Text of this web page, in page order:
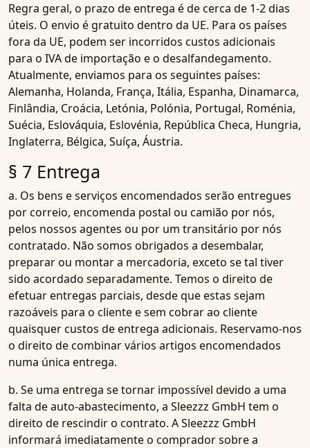
Regra geral, o prazo de entrega é de cerca de 1-2 dias
úteis. O envio é gratuito dentro da UE. Para os países
fora da UE, podem ser incorridos custos adicionais
para o IVA de importação e o desalfandegamento.
Atualmente, enviamos para os seguintes países:
Alemanha, Holanda, França, Itália, Espanha, Dinamarca,
Finlândia, Croácia, Letónia, Polónia, Portugal, Roménia,
Suécia, Eslováquia, Eslovénia, República Checa, Hungria,
Inglaterra, Bélgica, Suíça, Áustria.
§ 7 Entrega
a. Os bens e serviços encomendados serão entregues
por correio, encomenda postal ou camião por nós,
pelos nossos agentes ou por um transitário por nós
contratado. Não somos obrigados a desembalar,
preparar ou montar a mercadoria, exceto se tal tiver
sido acordado separadamente. Temos o direito de
efetuar entregas parciais, desde que estas sejam
razoáveis para o cliente e sem cobrar ao cliente
quaisquer custos de entrega adicionais. Reservamo-nos
o direito de combinar vários artigos encomendados
numa única entrega.
b. Se uma entrega se tornar impossível devido a uma
falta de auto-abastecimento, a Sleezzz GmbH tem o
direito de rescindir o contrato. A Sleezzz GmbH
informará imediatamente o comprador sobre a